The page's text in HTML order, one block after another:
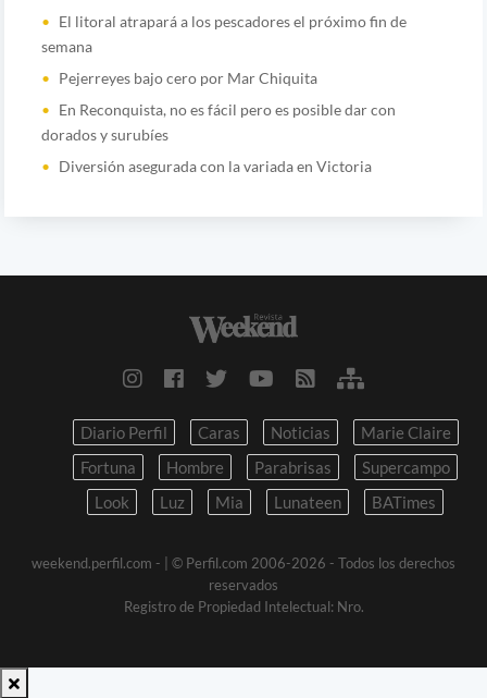
El litoral atrapará a los pescadores el próximo fin de
semana
Pejerreyes bajo cero por Mar Chiquita
En Reconquista, no es fácil pero es posible dar con
dorados y surubíes
Diversión asegurada con la variada en Victoria
Diario Perfil Caras Noticias
Marie Claire
Fortuna
Hombre Parabrisas
Supercampo
Look
Luz Mia Lunateen BATimes
weekend.perfil.com -
| © Perfil.com 2006-2026 - Todos los derechos
reservados
Registro de Propiedad Intelectual: Nro.